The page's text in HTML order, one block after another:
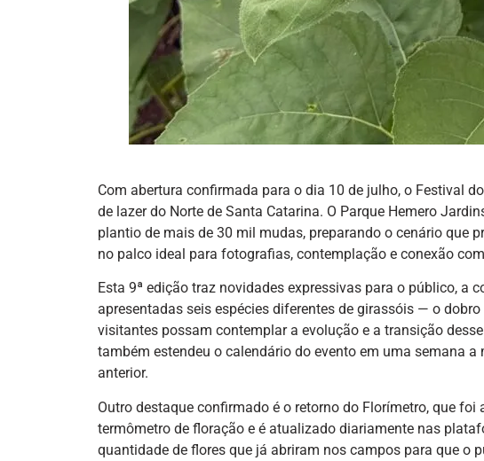
Com abertura confirmada para o dia 10 de julho, o Festival
de lazer do Norte de Santa Catarina. O Parque Hemero
plantio de mais de 30 mil mudas, preparando o cenário que
no palco ideal para fotografias, contemplação e conexão
Esta 9ª edição traz novidades expressivas para o público, a
apresentadas seis espécies diferentes de girassóis — o
visitantes possam contemplar a evolução e a transição
também estendeu o calendário do evento em uma semana
anterior.
Outro destaque confirmado é o retorno do Florímetro, que
termômetro de floração e é atualizado diariamente nas
quantidade de flores que já abriram nos campos para que o